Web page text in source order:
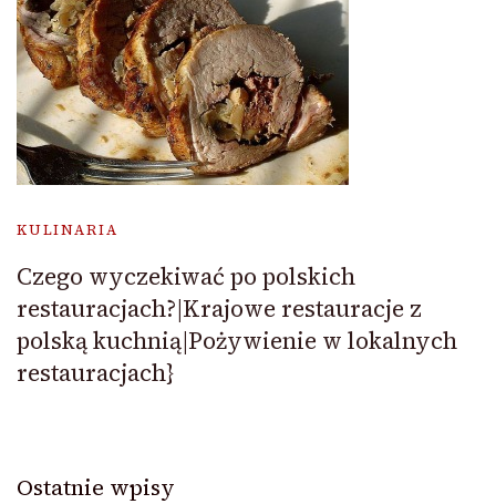
KULINARIA
Czego wyczekiwać po polskich
restauracjach?|Krajowe restauracje z
polską kuchnią|Pożywienie w lokalnych
restauracjach}
Ostatnie wpisy